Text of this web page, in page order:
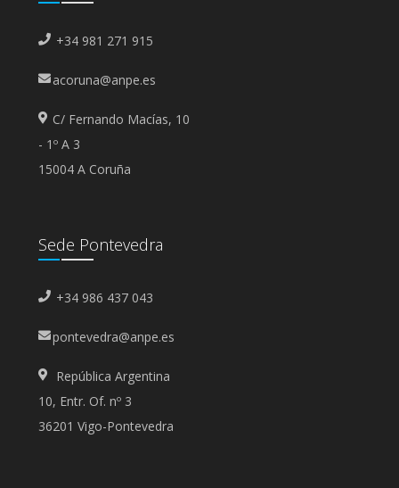
+34 981 271 915
acoruna@anpe.es
C/ Fernando Macías, 10
- 1º A 3
15004 A Coruña
Sede Pontevedra
+34 986 437 043
pontevedra@anpe.es
República Argentina
10, Entr. Of. nº 3
36201 Vigo-Pontevedra